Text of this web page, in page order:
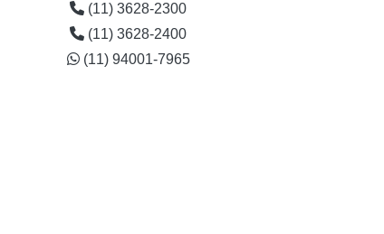
EMPRESA DE REPARO DE OFURÔ ALVENARIA EM
(11) 3628-2300
(11) 3628-2400
(11) 94001-7965